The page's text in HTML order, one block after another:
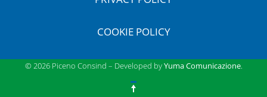
COOKIE POLICY
© 2026 Piceno Consind – Developed byYuma Comunicazione.